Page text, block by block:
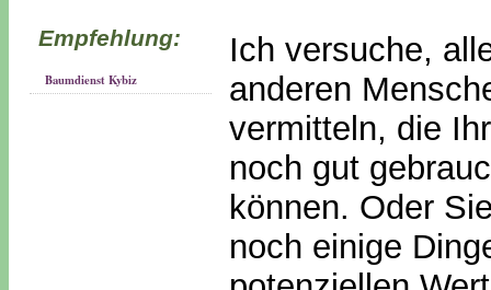
Empfehlung:
Baumdienst Kybiz
Ich versuche,
anderen
vermitteln, die
noch gut
können. Oder
noch einige